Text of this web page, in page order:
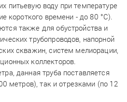
питьевую воду при температуре
короткого времени - до 80 °С).
также для обустройства и
трубопроводов, напорной
скважин, систем мелиорации,
коллекторов.
данная труба поставляется
метров), так и отрезками (по 12